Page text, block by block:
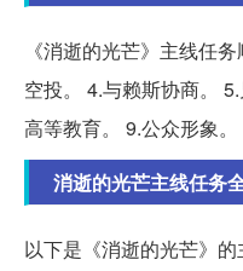
《消逝的光芒》主线任
空投。 4.与赖斯协商。
高等教育。 9.公众形象。
消逝的光芒主线任务
以下是《消逝的光芒》